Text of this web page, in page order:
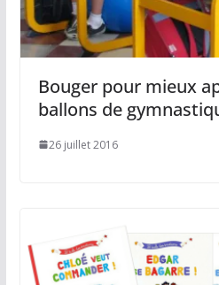
Bouger pour mieux
ballons de
26 juillet 2016